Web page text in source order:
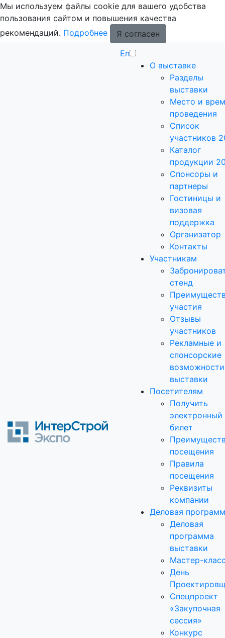
Мы используем файлы cookie для вашего удобства
пользования сайтом и повышения качества
рекомендаций. Подробнее
Я согласен
En
О выставке
Разделы
выставки
Место и
проведения
Список
участников
Каталог
продукции
Спонсоры и
партнеры
Гостиницы и
визовая
поддержка
Организатор
Контакты
Участникам
стенд
участия
Отзывы
участников
Рекламные и
спонсорские
возможности
выставки
Посетителям
Получить
электронный
билет
посещения
Правила
посещения
Реквизиты
компании
Деловая
Деловая
программа
выставки
Мастер-
День
Спецпроект
«Закупочная
сессия»
Конкурс